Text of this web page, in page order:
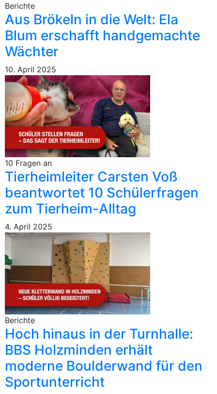
Berichte
Aus Brökeln in die Welt: Ela
Blum erschafft handgemachte
Wächter
10. April 2025
10 Fragen an
Tierheimleiter Carsten Voß
beantwortet 10 Schülerfragen
zum Tierheim-Alltag
4. April 2025
Berichte
Hoch hinaus in der Turnhalle:
BBS Holzminden erhält
moderne Boulderwand für den
Sportunterricht